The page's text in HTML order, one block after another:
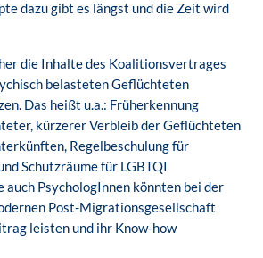
dazu gibt es längst und die Zeit wird
die Inhalte des Koalitionsvertrages
belasteten Geflüchteten
Das heißt u.a.: Früherkennung
kürzerer Verbleib der Geflüchteten
Regelbeschulung für
Schutzräume für LGBTQI
auch PsychologInnen könnten bei der
Post-Migrationsgesellschaft
leisten und ihr Know-how